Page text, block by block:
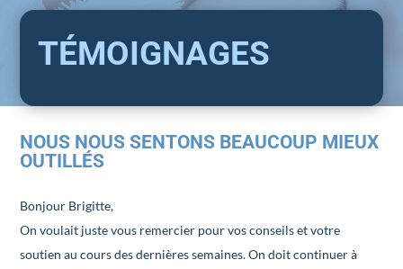
TÉMOIGNAGES
NOUS NOUS SENTONS BEAUCOUP MIEUX
OUTILLÉS
Bonjour Brigitte,
On voulait juste vous remercier pour vos conseils et votre
soutien au cours des dernières semaines. On doit continuer à